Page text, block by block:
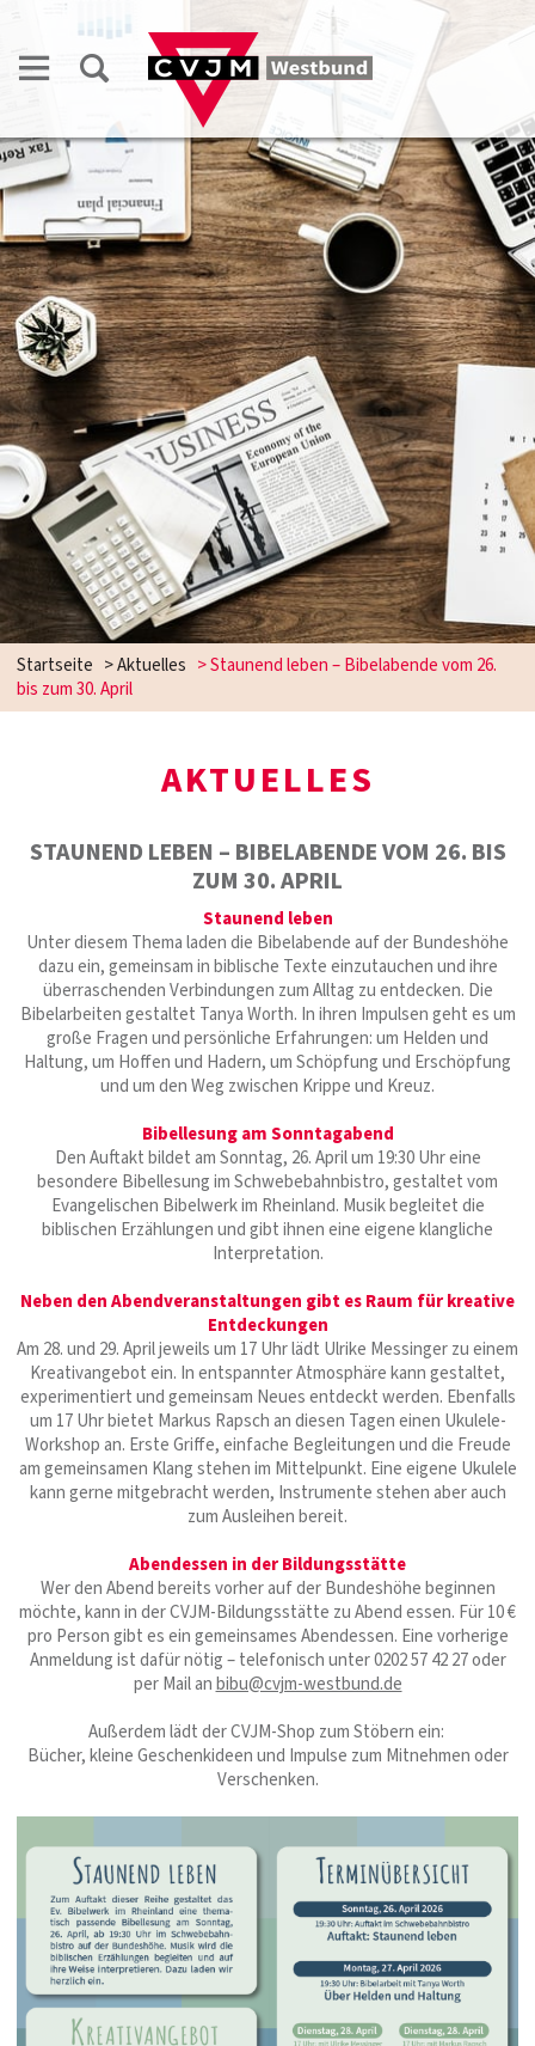
Startseite >Aktuelles >Staunend leben – Bibelabende vom 26.
bis zum 30. April
AKTUELLES
STAUNEND LEBEN – BIBELABENDE VOM 26. BIS
ZUM 30. APRIL
Staunend leben
Unter diesem Thema laden die Bibelabende auf der Bundeshöhe
dazu ein, gemeinsam in biblische Texte einzutauchen und ihre
überraschenden Verbindungen zum Alltag zu entdecken. Die
Bibelarbeiten gestaltet Tanya Worth. In ihren Impulsen geht es um
große Fragen und persönliche Erfahrungen: um Helden und
Haltung, um Hoffen und Hadern, um Schöpfung und Erschöpfung
und um den Weg zwischen Krippe und Kreuz.
Bibellesung am Sonntagabend
Den Auftakt bildet am Sonntag, 26. April um 19:30 Uhr eine
besondere Bibellesung im Schwebebahnbistro, gestaltet vom
Evangelischen Bibelwerk im Rheinland. Musik begleitet die
biblischen Erzählungen und gibt ihnen eine eigene klangliche
Interpretation.
Neben den Abendveranstaltungen gibt es Raum für kreative
Entdeckungen
Am 28. und 29. April jeweils um 17 Uhr lädt Ulrike Messinger zu einem
Kreativangebot ein. In entspannter Atmosphäre kann gestaltet,
experimentiert und gemeinsam Neues entdeckt werden. Ebenfalls
um 17 Uhr bietet Markus Rapsch an diesen Tagen einen Ukulele-
Workshop an. Erste Griffe, einfache Begleitungen und die Freude
am gemeinsamen Klang stehen im Mittelpunkt. Eine eigene Ukulele
kann gerne mitgebracht werden, Instrumente stehen aber auch
zum Ausleihen bereit.
Abendessen in der Bildungsstätte
Wer den Abend bereits vorher auf der Bundeshöhe beginnen
möchte, kann in der CVJM-Bildungsstätte zu Abend essen. Für 10 €
pro Person gibt es ein gemeinsames Abendessen. Eine vorherige
Anmeldung ist dafür nötig – telefonisch unter 0202 57 42 27 oder
per Mail anbibu@cvjm-westbund.de
Außerdem lädt der CVJM-Shop zum Stöbern ein:
Bücher, kleine Geschenkideen und Impulse zum Mitnehmen oder
Verschenken.